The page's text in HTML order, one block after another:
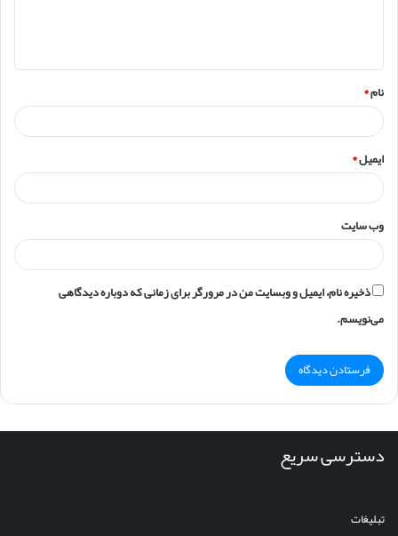
*
نام*
ایمیل*
وب‌ سایت
ذخیره نام، ایمیل و وبسایت من در مرورگر برای زمانی که دوباره دیدگاهی
می‌نویسم.
دسترسی سریع
تبلیغات